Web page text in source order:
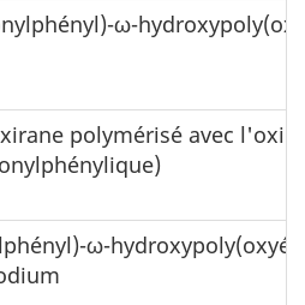
ω-
polymérisé avec
ω-